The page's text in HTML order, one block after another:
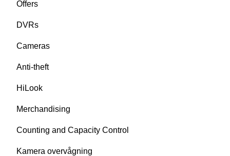
Offers
DVRs
Cameras
Anti-theft
HiLook
Merchandising
Counting and Capacity Control
Kamera overvågning